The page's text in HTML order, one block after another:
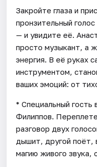
Закройте глаза и
пронзительный
— и увидите её.
просто музыкант, а
энергия. В её руках
инструментом,
ваших эмоций: от
* Специальный гость
Филиппов.
разговор двух
дышит, другой поёт,
магию живого звука,